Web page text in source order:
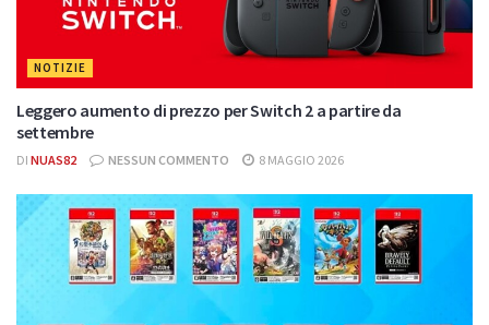
NOTIZIE
Leggero aumento di prezzo per Switch 2 a partire da
settembre
DI NUAS82 NESSUN COMMENTO 8 MAGGIO 2026